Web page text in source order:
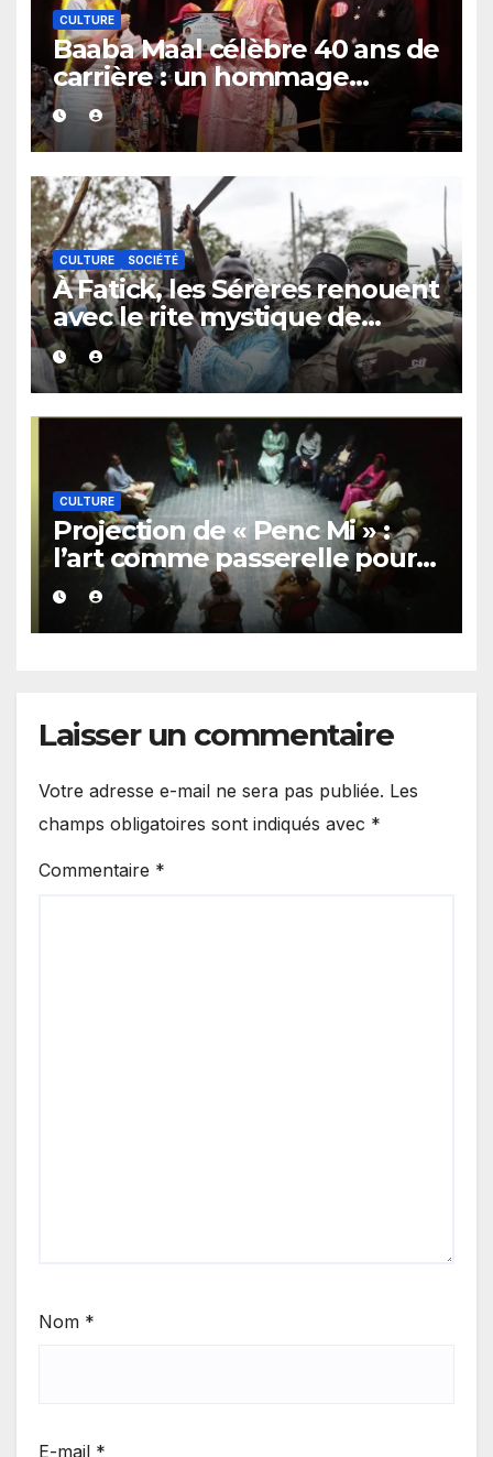
CULTURE
Baaba Maal célèbre 40 ans de
carrière : un hommage
exceptionnel à Oslo en
présence de la famille royale.
CULTURE SOCIÉTÉ
À Fatick, les Sérères renouent
avec le rite mystique de
Diobaye pour implorer le
retour de la pluie.
CULTURE
Projection de « Penc Mi » :
l’art comme passerelle pour
repenser la transmission des
savoirs africains.
Laisser un commentaire
Votre adresse e-mail ne sera pas publiée. Les
champs obligatoires sont indiqués avec *
Commentaire *
Nom *
E-mail *